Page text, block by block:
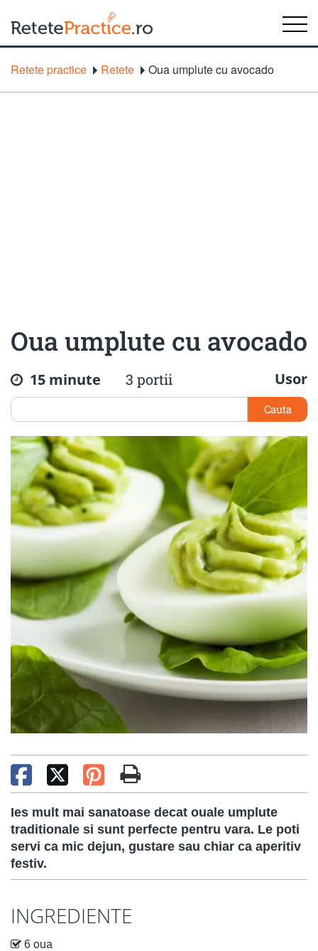
Retete practice Retete Oua umplute cu avocado
Oua umplute cu avocado
15 minute 3 portii Usor
Cauta
Ies mult mai sanatoase decat ouale umplute
traditionale si sunt perfecte pentru vara. Le poti
servi ca mic dejun, gustare sau chiar ca aperitiv
festiv.
INGREDIENTE
6 oua